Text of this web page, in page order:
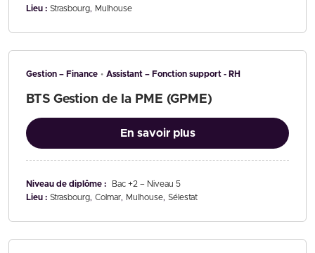
Lieu : Strasbourg Mulhouse
Gestion – Finance Assistant – Fonction support - RH
BTS Gestion de la PME (GPME)
En savoir plus
Niveau de diplôme :
Bac +2 – Niveau 5
Lieu : Strasbourg Colmar Mulhouse Sélestat